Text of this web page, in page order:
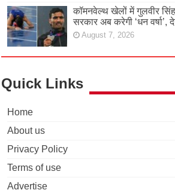
कॉमनवेल्थ खेलों में गुलवीर सिंह
सरकार अब करेगी ‘धन
August 7, 2026
Quick Links
Home
About us
Privacy Policy
Terms of use
Advertise